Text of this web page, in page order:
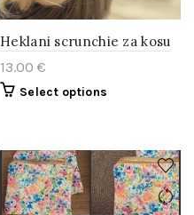
Heklani scrunchie za kosu
13.00 €
Select options